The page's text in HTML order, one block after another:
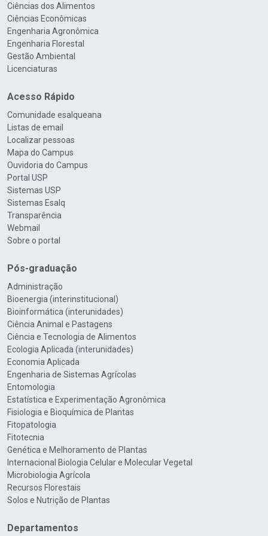
Ciências dos Alimentos
Ciências Econômicas
Engenharia Agronômica
Engenharia Florestal
Gestão Ambiental
Licenciaturas
Acesso Rápido
Comunidade esalqueana
Listas de email
Localizar pessoas
Mapa do Campus
Ouvidoria do Campus
Portal USP
Sistemas USP
Sistemas Esalq
Transparência
Webmail
Sobre o portal
Pós-graduação
Administração
Bioenergia (interinstitucional)
Bioinformática (interunidades)
Ciência Animal e Pastagens
Ciência e Tecnologia de Alimentos
Ecologia Aplicada (interunidades)
Economia Aplicada
Engenharia de Sistemas Agrícolas
Entomologia
Estatística e Experimentação Agronômica
Fisiologia e Bioquímica de Plantas
Fitopatologia
Fitotecnia
Genética e Melhoramento de Plantas
Internacional Biologia Celular e Molecular Vegetal
Microbiologia Agrícola
Recursos Florestais
Solos e Nutrição de Plantas
Departamentos